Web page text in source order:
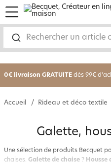
Rechercher un article
menu
-25% sur votre commandedès 2
0€ livraison GRATUITE dès 99€
avec le code 750801
Accueil Rideau et déco textile
Galette,
Une sélection de produits Becquet
chaises. Galette de chaise ? Housse